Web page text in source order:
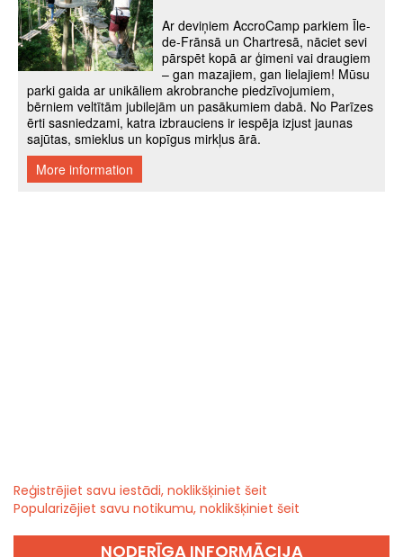
Reģistrējiet savu iestādi, noklikšķiniet šeit
Popularizējiet savu notikumu, noklikšķiniet šeit
NODERĪGA INFORMĀCIJA